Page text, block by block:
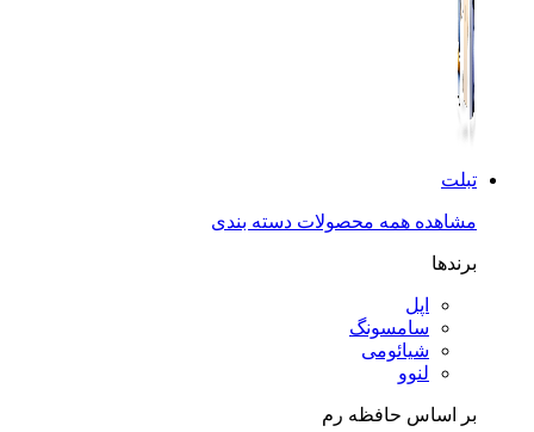
تبلت
مشاهده همه محصولات دسته بندی
برندها
اپل
سامسونگ
شیائومی
لنوو
بر اساس حافظه رم